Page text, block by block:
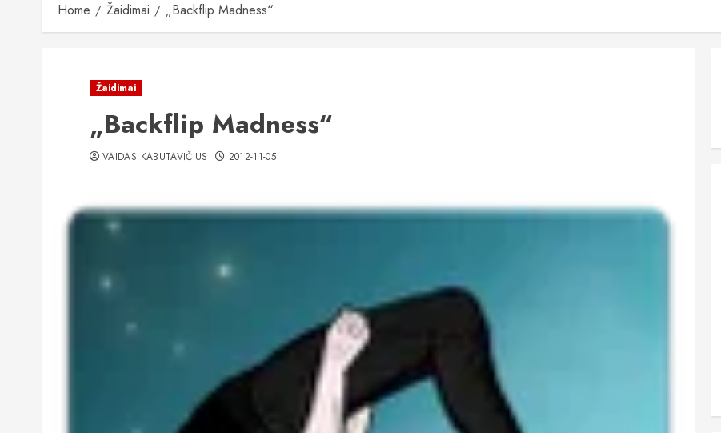
Home Žaidimai „Backflip Madness“
Žaidimai
„Backflip Madness“
VAIDAS KABUTAVIČIUS 2012-11-05